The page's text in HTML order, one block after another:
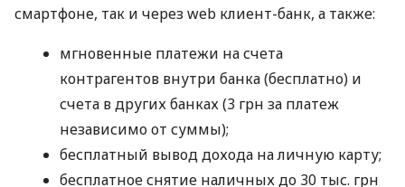
смартфоне, так и через web клиент-банк, а также:
мгновенные платежи на счета
контрагентов внутри банка (бесплатно) и
счета в других банках (3 грн за платеж
независимо от суммы);
бесплатный вывод дохода на личную карту;
бесплатное снятие наличных до 30 тыс. грн